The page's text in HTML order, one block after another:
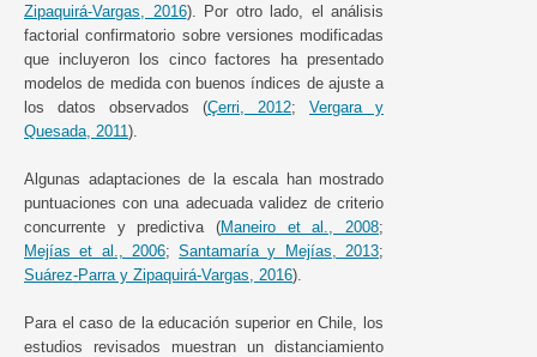
Zipaquirá-Vargas, 2016). Por otro lado, el análisis
factorial confirmatorio sobre versiones modificadas
que incluyeron los cinco factores ha presentado
modelos de medida con buenos índices de ajuste a
los datos observados (Çerri, 2012; Vergara y
Quesada, 2011).
Algunas adaptaciones de la escala han mostrado
puntuaciones con una adecuada validez de criterio
concurrente y predictiva (Maneiro et al., 2008;
Mejías et al., 2006;Santamaría y Mejías, 2013;
Suárez-Parra y Zipaquirá-Vargas, 2016).
Para el caso de la educación superior en Chile, los
estudios revisados muestran un distanciamiento